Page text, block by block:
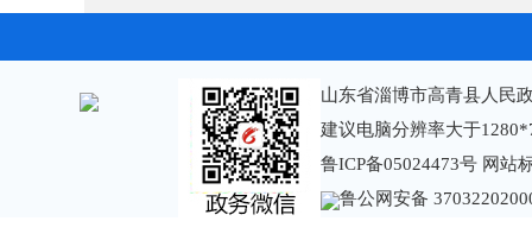
山东省淄博市高青县人民
建议电脑分辨率大于
鲁ICP备05024473号 网站
鲁公网安备